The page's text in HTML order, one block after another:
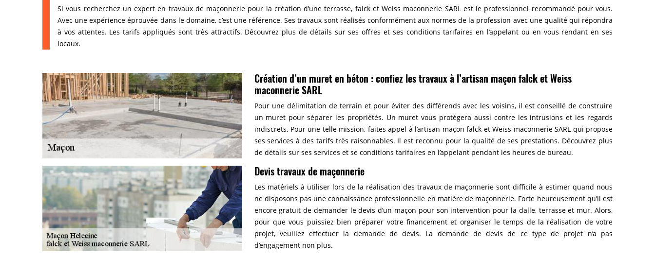
Si vous recherchez un expert en travaux de maçonnerie pour la création d’une terrasse, falck et Weiss maconnerie SARL est le professionnel recommandé pour vous.
Avec une expérience éprouvée dans le domaine, c’est une référence. Ses travaux sont réalisés conformément aux normes de la profession avec une qualité qui répondra
à vos attentes. Les tarifs appliqués sont très attractifs. Découvrez plus de détails sur ses offres et ses conditions tarifaires en l’appelant ou en vous rendant en ses
locaux.
Création d’un muret en béton : confiez les travaux à l’artisan maçon falck et Weiss
maconnerie SARL
Pour une délimitation de terrain et pour éviter des différends avec les voisins, il est conseillé de construire
un muret pour séparer les propriétés. Un muret vous protégera aussi contre les intrusions et les regards
indiscrets. Pour une telle mission, faites appel à l’artisan maçon falck et Weiss maconnerie SARL qui propose
ses services à des tarifs très raisonnables. Il est reconnu pour la qualité de ses prestations. Découvrez plus
de détails sur ses services et se conditions tarifaires en l’appelant pendant les heures de bureau.
Devis travaux de maçonnerie
Les matériels à utiliser lors de la réalisation des travaux de maçonnerie sont difficile à estimer quand nous
ne disposons pas une connaissance professionnelle en matière de maçonnerie. Forte heureusement qu’il est
encore gratuit de demander le devis d’un maçon pour son intervention pour la dalle, terrasse et mur. Alors,
pour que vous puissiez bien préparer votre financement et organiser le temps de la réalisation de votre
projet, veuillez effectuer la demande de devis. La demande de devis de ce type de projet n’a pas
d’engagement non plus.